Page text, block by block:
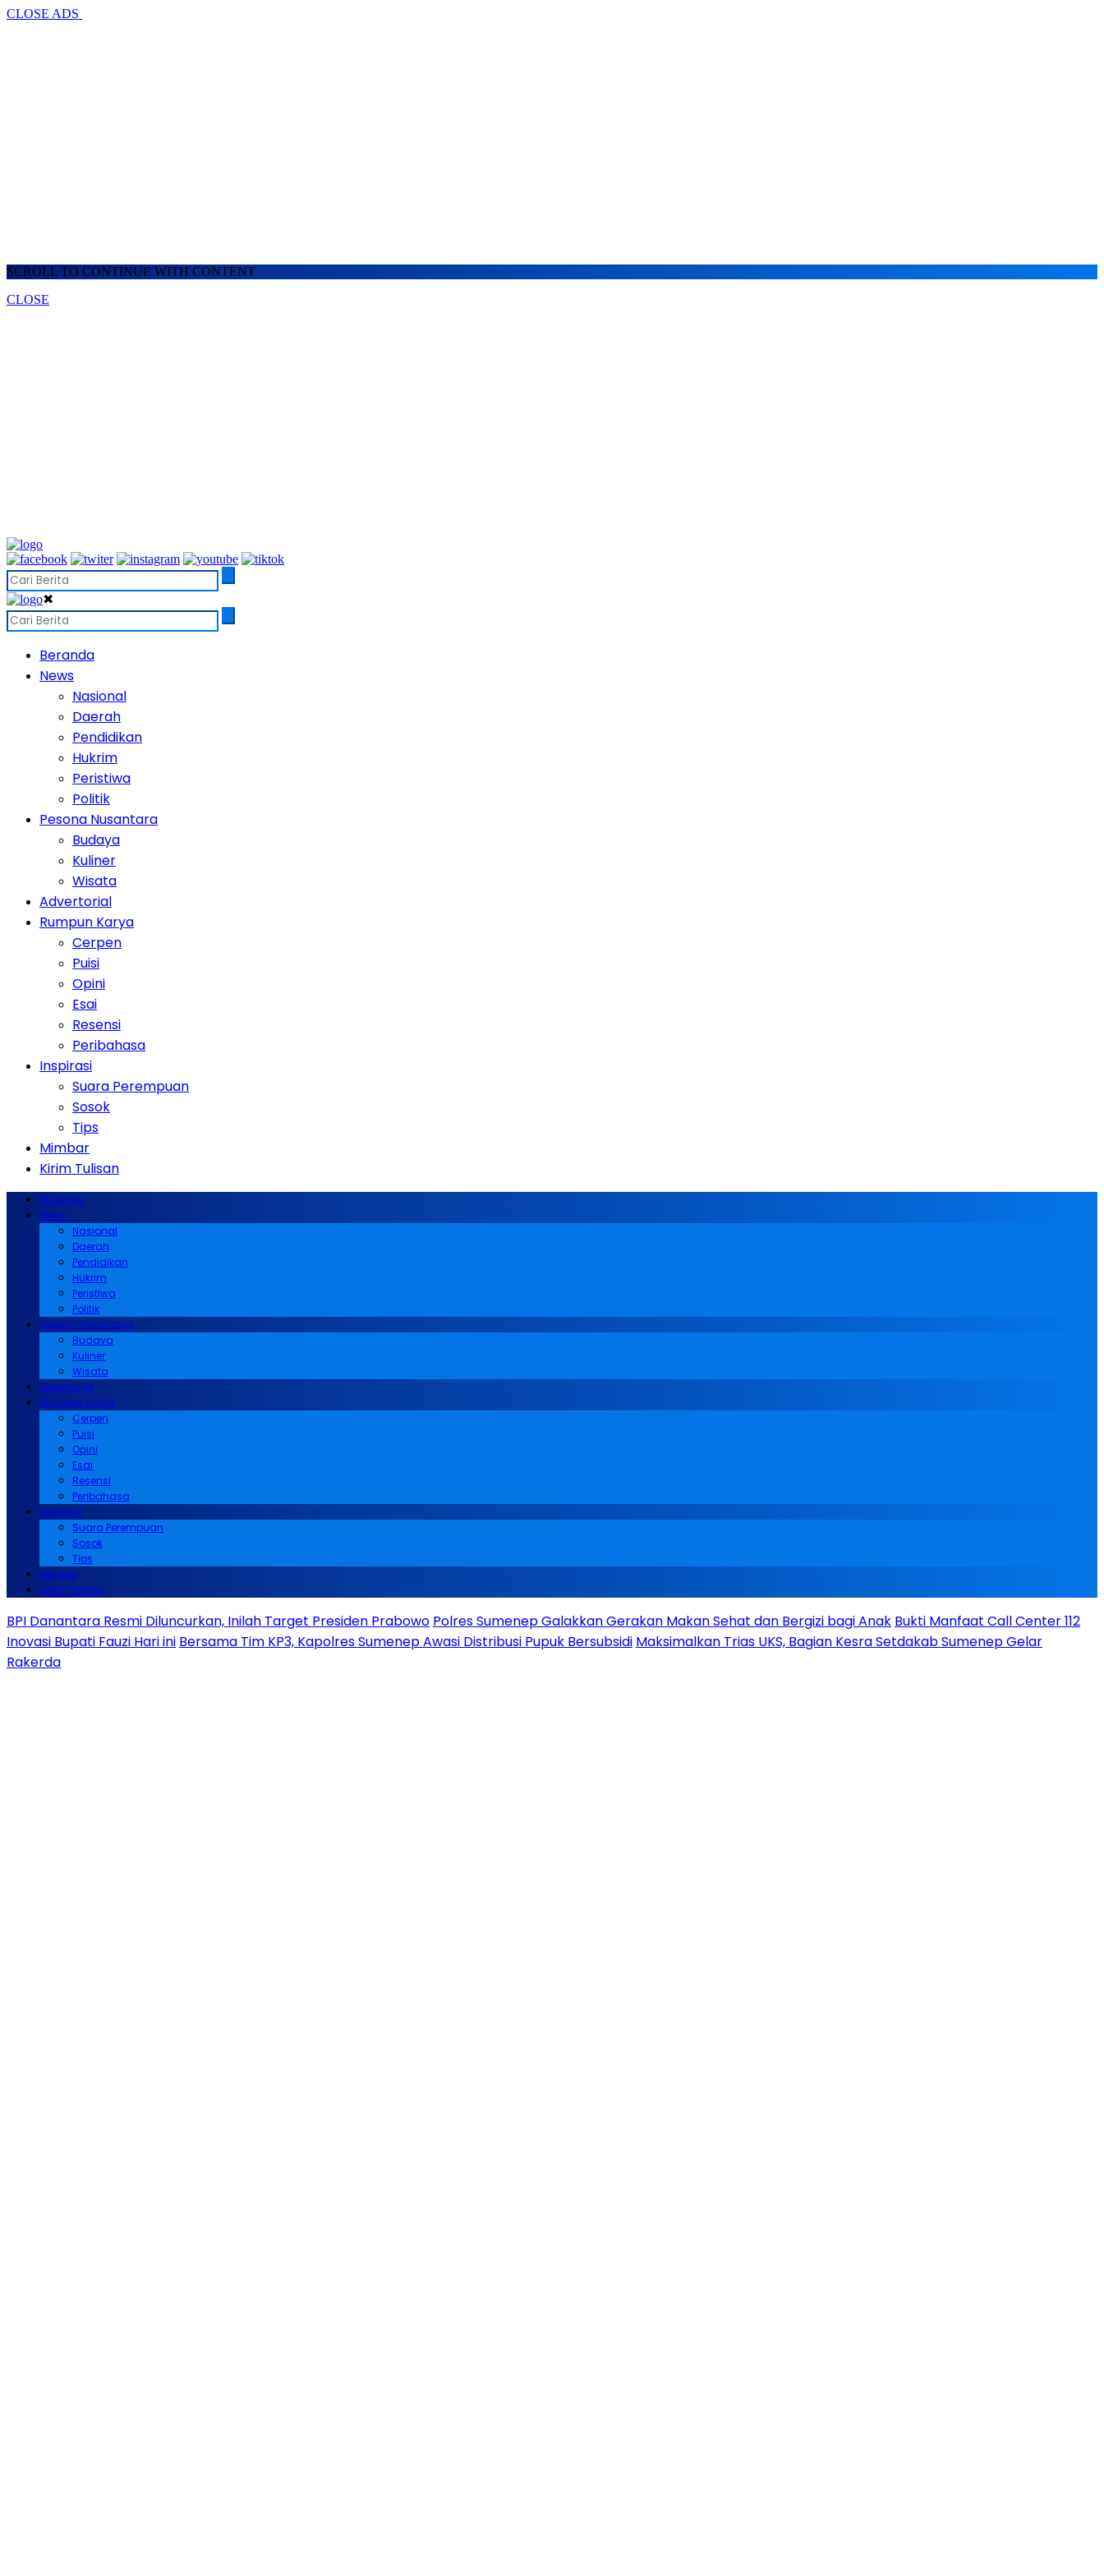
CLOSE ADS
SCROLL TO CONTINUE WITH CONTENT
CLOSE
✖
Beranda
News
Nasional
Daerah
Pendidikan
Hukrim
Peristiwa
Politik
Pesona Nusantara
Budaya
Kuliner
Wisata
Advertorial
Rumpun Karya
Cerpen
Puisi
Opini
Esai
Resensi
Peribahasa
Inspirasi
Suara Perempuan
Sosok
Tips
Mimbar
Kirim Tulisan
Beranda
News
Nasional
Daerah
Pendidikan
Hukrim
Peristiwa
Politik
Pesona Nusantara
Budaya
Kuliner
Wisata
Advertorial
Rumpun Karya
Cerpen
Puisi
Opini
Esai
Resensi
Peribahasa
Inspirasi
Suara Perempuan
Sosok
Tips
Mimbar
Kirim Tulisan
BPI Danantara Resmi Diluncurkan, Inilah Target Presiden Prabowo Polres Sumenep Galakkan Gerakan Makan Sehat dan Bergizi bagi Anak Bukti Manfaat Call Center 112
Inovasi Bupati Fauzi Hari ini Bersama Tim KP3, Kapolres Sumenep Awasi Distribusi Pupuk Bersubsidi Maksimalkan Trias UKS, Bagian Kesra Setdakab Sumenep Gelar
Rakerda